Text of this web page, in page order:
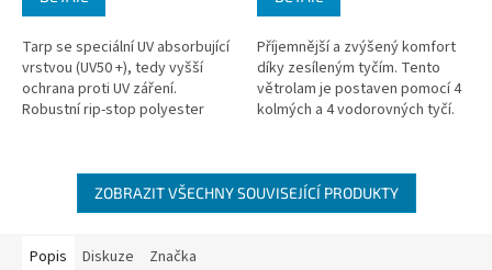
Tarp se speciální UV absorbující
vrstvou (UV50 +), tedy vyšší
ochrana proti UV záření.
Robustní rip-stop polyester
Příjemnější a zvýšený komfort
díky zesíleným tyčím. Tento
větrolam je postaven pomocí 4
kolmých a 4 vodorovných tyčí.
ZOBRAZIT VŠECHNY SOUVISEJÍCÍ PRODUKTY
Popis Diskuze Značka